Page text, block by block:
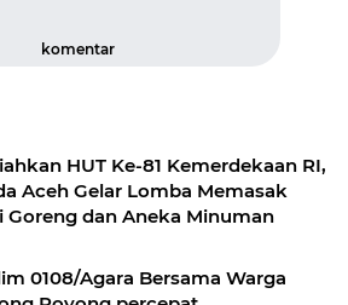
komentar
HUT Ke-81 Kemerdekaan RI,
Aceh Gelar Lomba Memasak
Goreng dan Aneka Minuman
0108/Agara Bersama Warga